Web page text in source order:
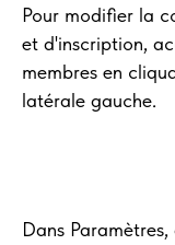
Pour modifier la
et d'inscription,
membres en
latérale gauche.
Dans